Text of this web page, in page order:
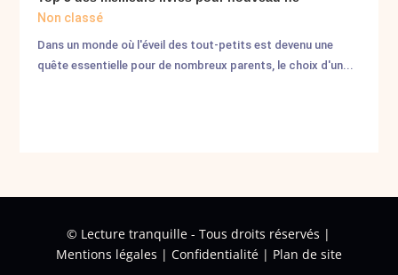
Non classé
Dans un monde où l'éveil des tout-petits est devenu une
quête essentielle pour de nombreux parents, le choix d'un...
© Lecture tranquille - Tous droits réservés |
Mentions légales | Confidentialité| Plan de site